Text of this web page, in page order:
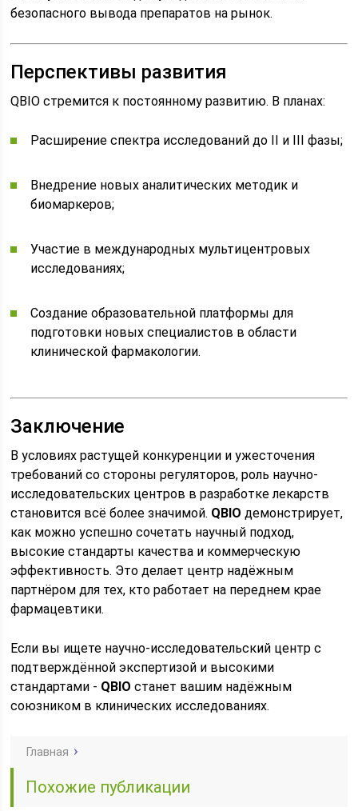
безопасного вывода препаратов на рынок.
Перспективы развития
QBIO стремится к постоянному развитию. В планах:
Расширение спектра исследований до II и III фазы;
Внедрение новых аналитических методик и
биомаркеров;
Участие в международных мультицентровых
исследованиях;
Создание образовательной платформы для
подготовки новых специалистов в области
клинической фармакологии.
Заключение
В условиях растущей конкуренции и ужесточения
требований со стороны регуляторов, роль научно-
исследовательских центров в разработке лекарств
становится всё более значимой. QBIO демонстрирует,
как можно успешно сочетать научный подход,
высокие стандарты качества и коммерческую
эффективность. Это делает центр надёжным
партнёром для тех, кто работает на переднем крае
фармацевтики.
Если вы ищете научно-исследовательский центр с
подтверждённой экспертизой и высокими
стандартами - QBIO станет вашим надёжным
союзником в клинических исследованиях.
Главная
Похожие публикации